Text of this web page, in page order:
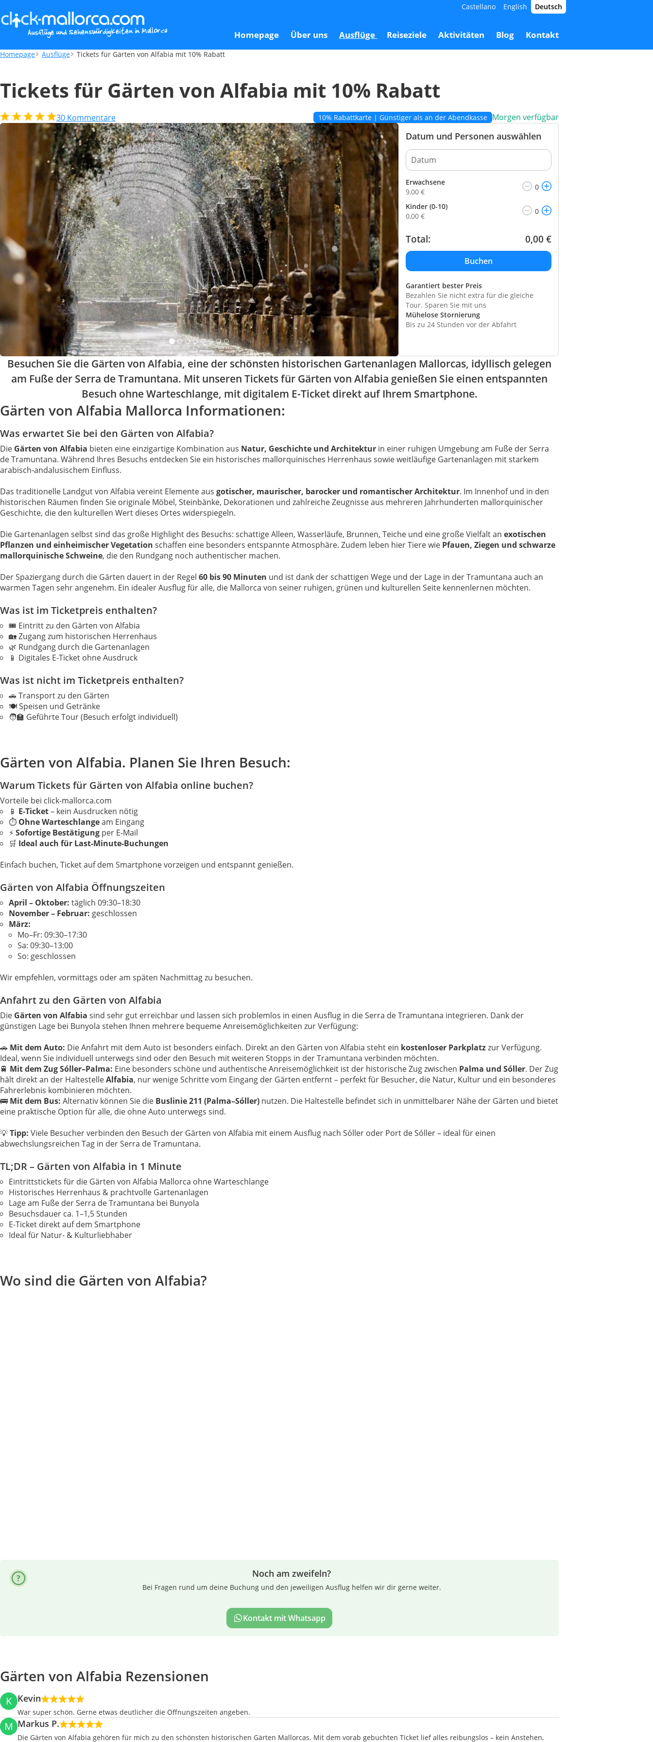
Homepage Über uns Ausflüge Reiseziele Aktivitäten Blog Kontakt
Castellano English Deutsch
Tickets für Gärten von Alfabia mit 10% Rabatt 9,00 € 0,00 € Buchen
Homepage Ausflüge Tickets für Gärten von Alfabia mit 10% Rabatt
Tickets für Gärten von Alfabia mit 10% Rabatt
30 Kommentare 10% Rabattkarte | Günstiger als an der Abendkasse Morgen verfügbar
Datum und Personen auswählen
Erwachsene
9,00 €
Kinder (0-10)
0,00 €
Total: 0,00 €
Garantiert bester Preis
Bezahlen Sie nicht extra für die gleiche
Tour. Sparen Sie mit uns
Mühelose Stornierung
Bis zu 24 Stunden vor der Abfahrt
Besuchen Sie die Gärten von Alfabia, eine der schönsten historischen Gartenanlagen Mallorcas, idyllisch gelegen
am Fuße der Serra de Tramuntana. Mit unseren Tickets für Gärten von Alfabia genießen Sie einen entspannten
Besuch ohne Warteschlange, mit digitalem E-Ticket direkt auf Ihrem Smartphone.
Gärten von Alfabia Mallorca Informationen:
Was erwartet Sie bei den Gärten von Alfabia?
Die Gärten von Alfabia bieten eine einzigartige Kombination aus Natur, Geschichte und Architektur in einer ruhigen Umgebung am Fuße der Serra
de Tramuntana. Während Ihres Besuchs entdecken Sie ein historisches mallorquinisches Herrenhaus sowie weitläufige Gartenanlagen mit starkem
arabisch-andalusischem Einfluss.
Das traditionelle Landgut von Alfabia vereint Elemente aus gotischer, maurischer, barocker und romantischer Architektur. Im Innenhof und in den
historischen Räumen finden Sie originale Möbel, Steinbänke, Dekorationen und zahlreiche Zeugnisse aus mehreren Jahrhunderten mallorquinischer
Geschichte, die den kulturellen Wert dieses Ortes widerspiegeln.
Die Gartenanlagen selbst sind das große Highlight des Besuchs: schattige Alleen, Wasserläufe, Brunnen, Teiche und eine große Vielfalt an exotischen
Pflanzen und einheimischer Vegetation schaffen eine besonders entspannte Atmosphäre. Zudem leben hier Tiere wie Pfauen, Ziegen und schwarze
mallorquinische Schweine, die den Rundgang noch authentischer machen.
Der Spaziergang durch die Gärten dauert in der Regel 60 bis 90 Minuten und ist dank der schattigen Wege und der Lage in der Tramuntana auch an
warmen Tagen sehr angenehm. Ein idealer Ausflug für alle, die Mallorca von seiner ruhigen, grünen und kulturellen Seite kennenlernen möchten.
Was ist im Ticketpreis enthalten?
🎟️ Eintritt zu den Gärten von Alfabia
🏡 Zugang zum historischen Herrenhaus
🌿 Rundgang durch die Gartenanlagen
📱 Digitales E-Ticket ohne Ausdruck
Was ist nicht im Ticketpreis enthalten?
🚗 Transport zu den Gärten
🍽️ Speisen und Getränke
🧑‍🏫 Geführte Tour (Besuch erfolgt individuell)
Gärten von Alfabia. Planen Sie Ihren Besuch:
Warum Tickets für Gärten von Alfabia online buchen?
Vorteile bei click-mallorca.com
📱 E-Ticket– kein Ausdrucken nötig
⏱️ Ohne Warteschlangeam Eingang
⚡Sofortige Bestätigung per E-Mail
🛒 Ideal auch für Last-Minute-Buchungen
Einfach buchen, Ticket auf dem Smartphone vorzeigen und entspannt genießen.
Gärten von Alfabia Öffnungszeiten
April – Oktober: täglich 09:30–18:30
November – Februar: geschlossen
März:
Mo–Fr: 09:30–17:30
Sa: 09:30–13:00
So: geschlossen
Wir empfehlen, vormittags oder am späten Nachmittag zu besuchen.
Anfahrt zu den Gärten von Alfabia
Die Gärten von Alfabia sind sehr gut erreichbar und lassen sich problemlos in einen Ausflug in die Serra de Tramuntana integrieren. Dank der
günstigen Lage bei Bunyola stehen Ihnen mehrere bequeme Anreisemöglichkeiten zur Verfügung:
🚗 Mit dem Auto: Die Anfahrt mit dem Auto ist besonders einfach. Direkt an den Gärten von Alfabia steht ein kostenloser Parkplatzzur Verfügung.
Ideal, wenn Sie individuell unterwegs sind oder den Besuch mit weiteren Stopps in der Tramuntana verbinden möchten.
🚆 Mit dem Zug Sóller–Palma: Eine besonders schöne und authentische Anreisemöglichkeit ist der historische Zug zwischen Palma und Sóller. Der Zug
hält direkt an der HaltestelleAlfabia, nur wenige Schritte vom Eingang der Gärten entfernt – perfekt für Besucher, die Natur, Kultur und ein besonderes
Fahrerlebnis kombinieren möchten.
🚌 Mit dem Bus: Alternativ können Sie die Buslinie 211 (Palma–Sóller) nutzen. Die Haltestelle befindet sich in unmittelbarer Nähe der Gärten und bietet
eine praktische Option für alle, die ohne Auto unterwegs sind.
💡Tipp: Viele Besucher verbinden den Besuch der Gärten von Alfabia mit einem Ausflug nach Sóller oder Port de Sóller – ideal für einen
abwechslungsreichen Tag in der Serra de Tramuntana.
TL;DR – Gärten von Alfabia in 1 Minute
Eintrittstickets für die Gärten von Alfabia Mallorca ohne Warteschlange
Historisches Herrenhaus & prachtvolle Gartenanlagen
Lage am Fuße der Serra de Tramuntana bei Bunyola
Besuchsdauer ca. 1–1,5 Stunden
E-Ticket direkt auf dem Smartphone
Ideal für Natur- & Kulturliebhaber
Wo sind die Gärten von Alfabia?
Noch am zweifeln?
Bei Fragen rund um deine Buchung und den jeweiligen Ausflug helfen wir dir gerne weiter.
Kontakt mit Whatsapp
Gärten von Alfabia Rezensionen
K Kevin
War super schön. Gerne etwas deutlicher die Öffnungszeiten angeben.
M Markus P.
Die Gärten von Alfabia gehören für mich zu den schönsten historischen Gärten Mallorcas. Mit dem vorab gebuchten Ticket lief alles reibungslos – kein Anstehen,